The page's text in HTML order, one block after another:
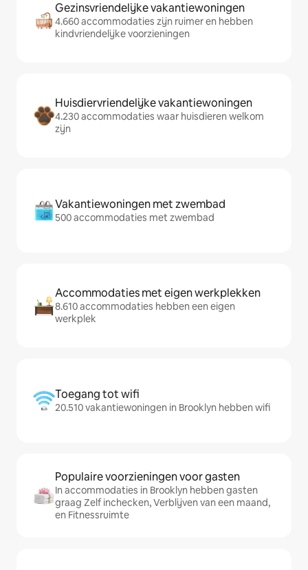
Gezinsvriendelijke vakantiewoningen
4.660 accommodaties zijn ruimer en hebben
kindvriendelijke voorzieningen
Huisdiervriendelijke vakantiewoningen
4.230 accommodaties waar huisdieren welkom
zijn
Vakantiewoningen met zwembad
500 accommodaties met zwembad
Accommodaties met eigen werkplekken
8.610 accommodaties hebben een eigen
werkplek
Toegang tot wifi
20.510 vakantiewoningen in Brooklyn hebben wifi
Populaire voorzieningen voor gasten
In accommodaties in Brooklyn hebben gasten
graag Zelf inchecken, Verblijven van een maand,
en Fitnessruimte